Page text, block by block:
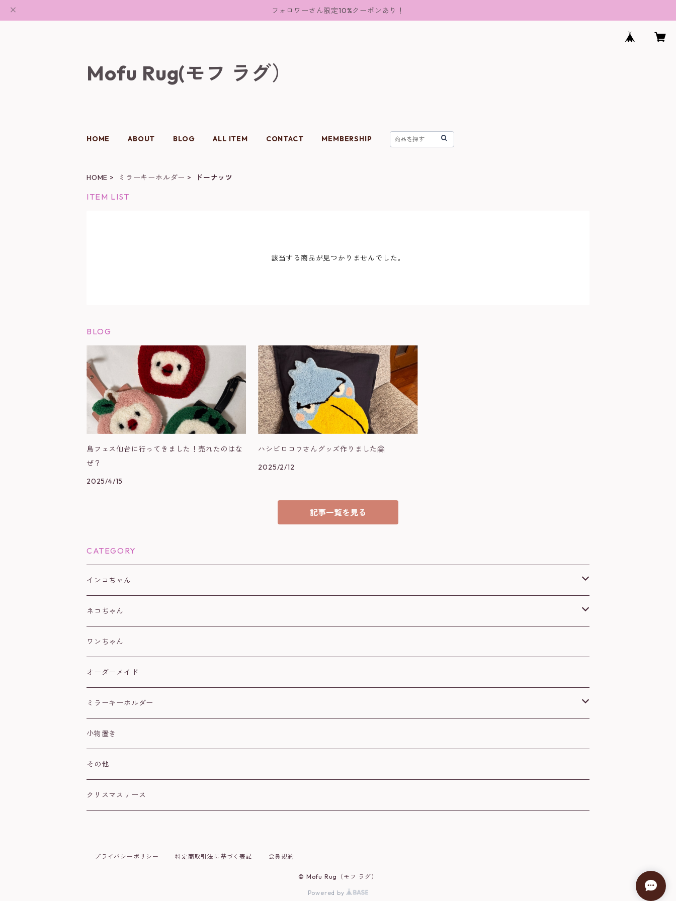
フォロワーさん限定10%クーポンあり！
Mofu Rug(モフ ラグ）
HOME ABOUT BLOG ALL ITEM CONTACT MEMBERSHIP
HOME ミラーキーホルダー ドーナッツ
ITEM LIST
該当する商品が見つかりませんでした。
BLOG
鳥フェス仙台に行ってきました！売れたのはな
ぜ？
2025/4/15
ハシビロコウさんグッズ作りました🤗
2025/2/12
記事一覧を見る
CATEGORY
インコちゃん
オカメインコ
コザクラインコ
セキセイインコ
文鳥
ウロコインコ
シマエナガ
スズメ
オウム
ネコちゃん
白
黒
ハチワレ
茶トラ
シルバー
ワンちゃん
オーダーメイド
ミラーキーホルダー
肉球
ハート
オカメインコ
シマエナガ
小物置き
その他
クリスマスリース
プライバシーポリシー 特定商取引法に基づく表記 会員規約
© Mofu Rug（モフ ラグ）
Powered by